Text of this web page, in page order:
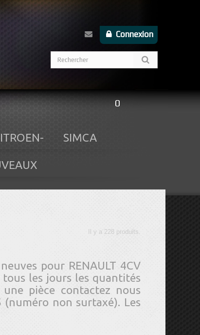
Connexion
0
SIMCA
Il y a 228 produits.
pour RENAULT 4CV
les jours les quantités
pièce contactez nous
(numéro non surtaxé). Les